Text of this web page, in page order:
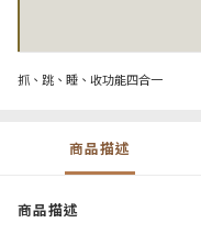
抓、跳、睡、收功能四合一
商品描述
商品描述